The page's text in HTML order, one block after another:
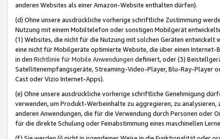
anderen Websites als einer Amazon-Website enthalten dürfen).
(d) Ohne unsere ausdrückliche vorherige schriftliche Zustimmung
Nutzung mit einem Mobiltelefon oder sonstigen Mobilgerät
(1) Websites, die nicht für die Nutzung mit solchen Geräten
eine nicht für Mobilgeräte optimierte Website, die über einen
in den Richtlinie für Mobile Anwendungen definiert, oder (3)
Satellitenempfangsgeräte, Streaming-Video-Player, Blu-Ray-Player
Cast oder Vizio Internet-Apps).
(e) Ohne unsere ausdrückliche vorherige schriftliche Genehmigung
verwenden, um Produkt-Werbeinhalte zu aggregieren, zu
anderen Anwendungen, die für die Verwendung durch Personen
für die direkte Schulung oder Feinabstimmung eines maschinellen